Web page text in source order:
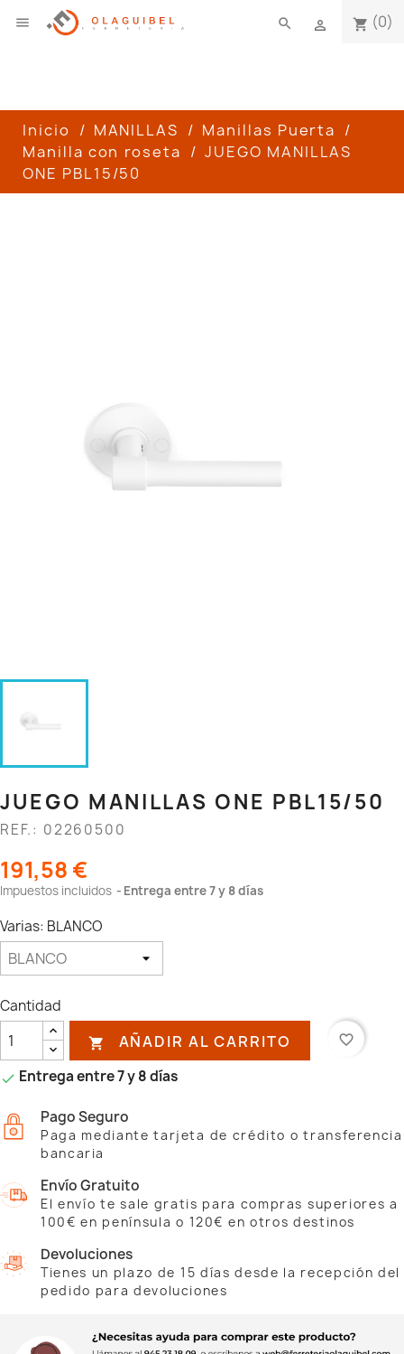
 shopping_cart (0)

search
Inicio MANILLAS
Manillas Puerta
Manilla con roseta
JUEGO MANILLAS
ONE PBL15/50
JUEGO MANILLAS ONE PBL15/50
REF.: 02260500
191,58 €
Impuestos incluidos Entrega entre 7 y 8 días
Varias: BLANCO
Cantidad
 AÑADIR AL CARRITO favorite_border
 Entrega entre 7 y 8 días
Pago Seguro
Paga mediante tarjeta de crédito o transferencia
bancaria
Envío Gratuito
El envío te sale gratis para compras superiores a
100€ en península o 120€ en otros destinos
Devoluciones
Tienes un plazo de 15 días desde la recepción del
pedido para devoluciones